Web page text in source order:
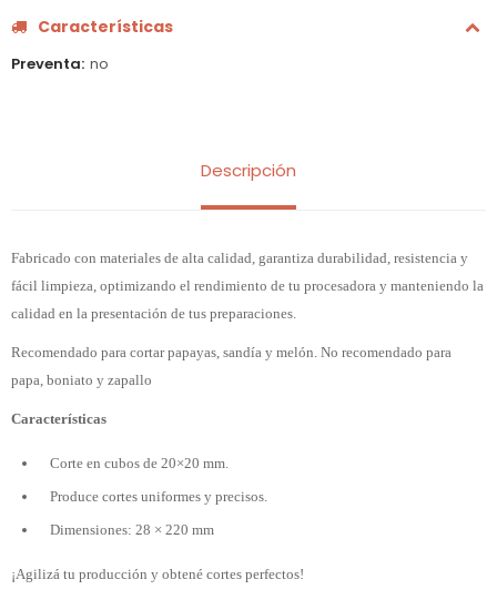
Características
Preventa no
Descripción
Fabricado con materiales de alta calidad, garantiza durabilidad, resistencia y
fácil limpieza, optimizando el rendimiento de tu procesadora y manteniendo la
calidad en la presentación de tus preparaciones.
Recomendado para cortar papayas, sandía y melón. No recomendado para
papa, boniato y zapallo
Características
Corte en cubos de 20×20 mm.
Produce cortes uniformes y precisos.
Dimensiones: 28 × 220 mm
¡Agilizá tu producción y obtené cortes perfectos!